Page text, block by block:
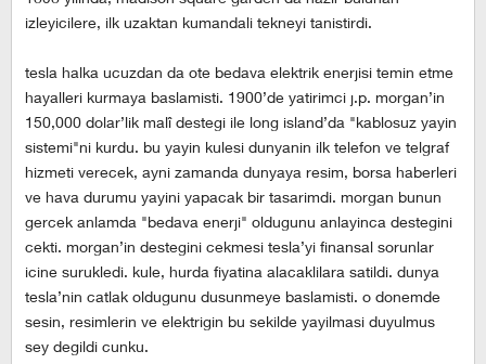
izleyicilere, ilk uzaktan kumandali tekneyi tanistirdi.
tesla halka ucuzdan da ote bedava elektrik enerjisi temin etme
hayalleri kurmaya baslamisti. 1900’de yatirimci j.p. morgan’in
150,000 dolar’lik malî destegi ile long island’da "kablosuz yayin
sistemi"ni kurdu. bu yayin kulesi dunyanin ilk telefon ve telgraf
hizmeti verecek, ayni zamanda dunyaya resim, borsa haberleri
ve hava durumu yayini yapacak bir tasarimdi. morgan bunun
gercek anlamda "bedava enerji" oldugunu anlayinca destegini
cekti. morgan’in destegini cekmesi tesla’yi finansal sorunlar
icine surukledi. kule, hurda fiyatina alacaklilara satildi. dunya
tesla’nin catlak oldugunu dusunmeye baslamisti. o donemde
sesin, resimlerin ve elektrigin bu sekilde yayilmasi duyulmus
sey degildi cunku.